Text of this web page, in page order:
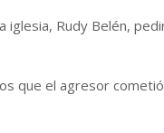
iglesia, Rudy Belén,
que el agresor